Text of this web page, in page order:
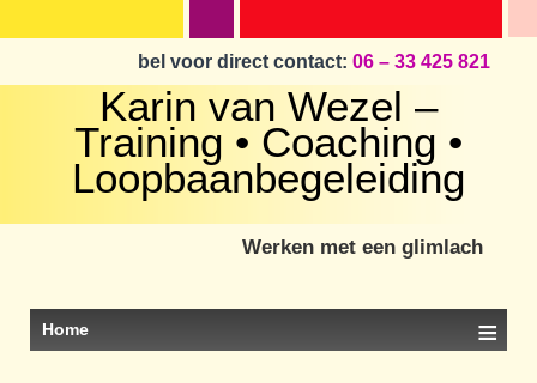
Karin van Wezel –
Training • Coaching •
Loopbaanbegeleiding
Werken met een glimlach
bel voor direct contact: 06 – 33 425 821
Home ≡